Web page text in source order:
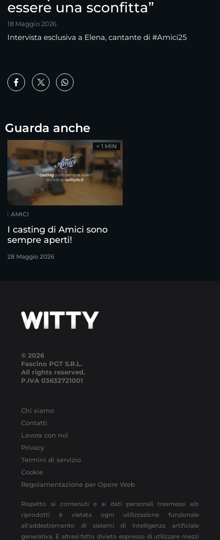
essere una sconfitta”
18 Maggio 2026
Intervista esclusiva a Elena, cantante di #Amici25
Guarda anche
AMICI
I casting di Amici sono
sempre aperti!
28 Maggio 2026
< 1 MIN
© 2026
Fascino PGT S.R.L.
All rights reserved.
P.IVA 03632721001
Chi siamo
Contatti
Lavora con noi
Privacy
Termini di servizio
Cookie
Regolamentazione per Opere Web
Rispetto ai contenuti e ai dati personali trasmessi e/o
riprodotti è vietata ogni utilizzazione funzionale
all’addestramento di sistemi di intelligenza artificiale
generativa. È altresì fatto divieto espresso di utilizzare mezzi